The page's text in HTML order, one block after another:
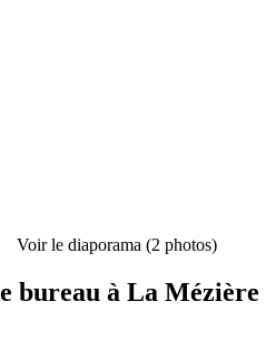
Voir le diaporama (2 photos)
bureau à La Mézière